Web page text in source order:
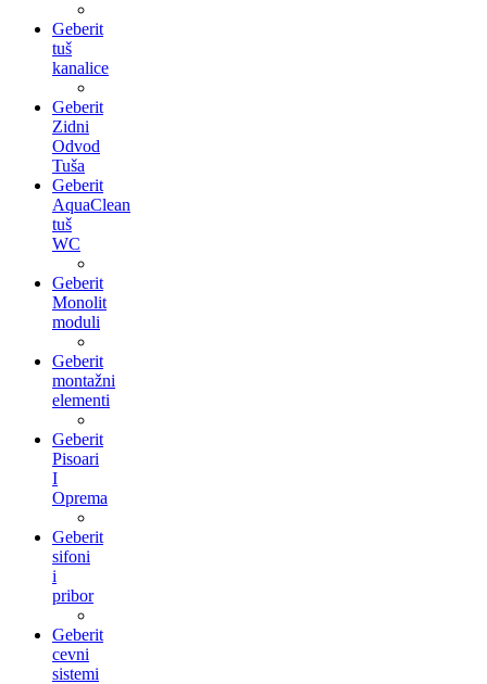
Geberit
tuš
kanalice
Geberit
Zidni
Odvod
Tuša
Geberit
AquaClean
tuš
WC
Geberit
Monolit
moduli
Geberit
montažni
elementi
Geberit
Pisoari
I
Oprema
Geberit
sifoni
i
pribor
Geberit
cevni
sistemi